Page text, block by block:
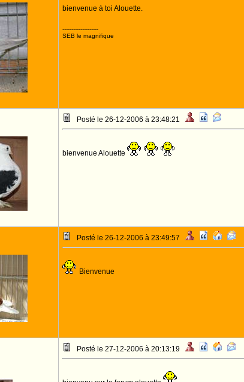
bienvenue à toi Alouette.
--------------------
SEB le magnifique
Posté le 26-12-2006 à 23:48:21
bienvenue Alouette
Posté le 26-12-2006 à 23:49:57
Bienvenue
Posté le 27-12-2006 à 20:13:19